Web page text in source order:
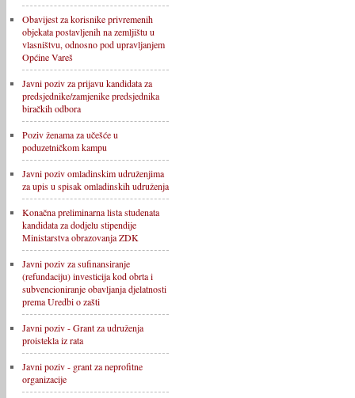
Obavijest za korisnike privremenih
objekata postavljenih na zemljištu u
vlasništvu, odnosno pod upravljanjem
Općine Vareš
Javni poziv za prijavu kandidata za
predsjednike/zamjenike predsjednika
biračkih odbora
Poziv ženama za učešće u
poduzetničkom kampu
Javni poziv omladinskim udruženjima
za upis u spisak omladinskih udruženja
Konačna preliminarna lista studenata
kandidata za dodjelu stipendije
Ministarstva obrazovanja ZDK
Javni poziv za sufinansiranje
(refundaciju) investicija kod obrta i
subvencioniranje obavljanja djelatnosti
prema Uredbi o zašti
Javni poziv - Grant za udruženja
proistekla iz rata
Javni poziv - grant za neprofitne
organizacije